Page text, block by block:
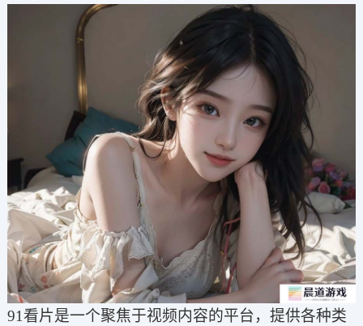
91看片是一个聚焦于视频内容的平台，提供各种类